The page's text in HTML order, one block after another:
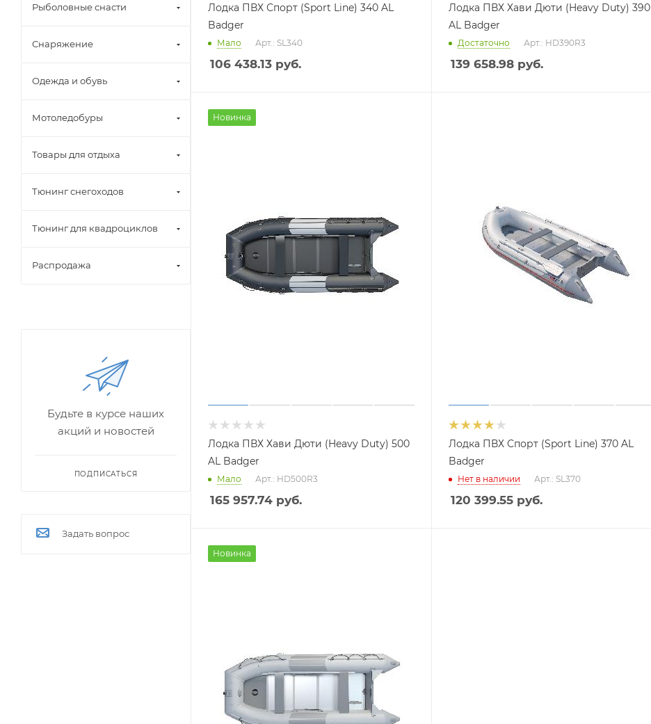
Лодка ПВХ Спорт (Sport Line) 340 AL
Badger
Мало Арт.: SL340
106 438.13 руб.
Лодка ПВХ Хави Дюти (Heavy Duty) 390
AL Badger
Достаточно Арт.: HD390R3
139 658.98 руб.
Новинка
Лодка ПВХ Хави Дюти (Heavy Duty) 500
AL Badger
Мало Арт.: HD500R3
165 957.74 руб.
Лодка ПВХ Спорт (Sport Line) 370 AL
Badger
Нет в наличии Арт.: SL370
120 399.55 руб.
Новинка
Рыболовные снасти
Снаряжение
Одежда и обувь
Мотоледобуры
Товары для отдыха
Тюнинг снегоходов
Тюнинг для квадроциклов
Распродажа
Будьте в курсе наших
акций и новостей
ПОДПИСАТЬСЯ
Задать вопрос